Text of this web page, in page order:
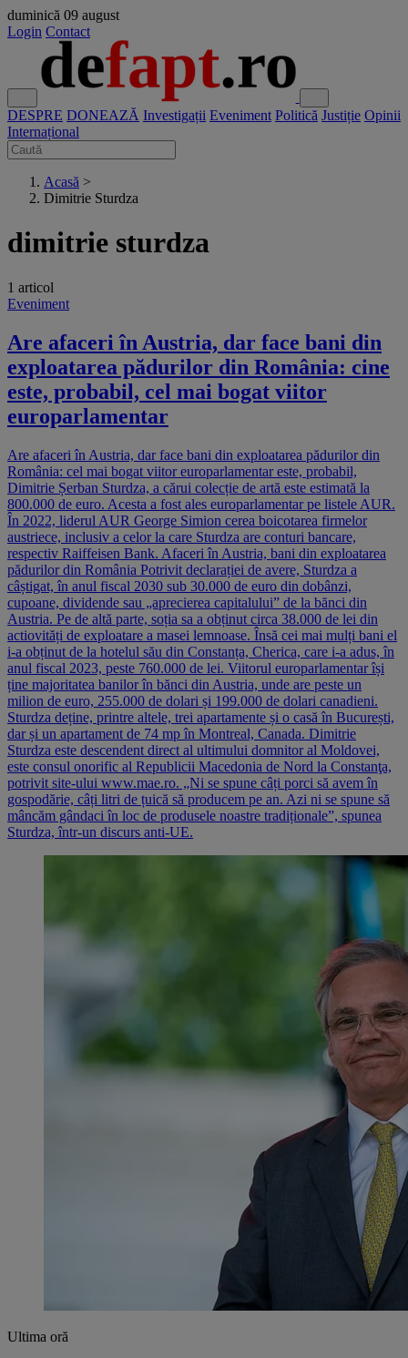
duminică 09 august
Login Contact
DESPRE DONEAZĂ Investigații Eveniment Politică Justiție Opinii
Internațional
Acasă >
Dimitrie Sturdza
dimitrie sturdza
1 articol
Eveniment
Are afaceri în Austria, dar face bani din
exploatarea pădurilor din România: cine
este, probabil, cel mai bogat viitor
europarlamentar
Are afaceri în Austria, dar face bani din exploatarea pădurilor din
România: cel mai bogat viitor europarlamentar este, probabil,
Dimitrie Șerban Sturdza, a cărui colecție de artă este estimată la
800.000 de euro. Acesta a fost ales europarlamentar pe listele AUR.
În 2022, liderul AUR George Simion cerea boicotarea firmelor
austriece, inclusiv a celor la care Sturdza are conturi bancare,
respectiv Raiffeisen Bank. Afaceri în Austria, bani din exploatarea
pădurilor din România Potrivit declarației de avere, Sturdza a
câștigat, în anul fiscal 2030 sub 30.000 de euro din dobânzi,
cupoane, dividende sau „aprecierea capitalului” de la bănci din
Austria. Pe de altă parte, soția sa a obținut circa 38.000 de lei din
actiovități de exploatare a masei lemnoase. Însă cei mai mulți bani el
i-a obținut de la hotelul său din Constanța, Cherica, care i-a adus, în
anul fiscal 2023, peste 760.000 de lei. Viitorul europarlamentar își
ține majoritatea banilor în bănci din Austria, unde are peste un
milion de euro, 255.000 de dolari și 199.000 de dolari canadieni.
Sturdza deține, printre altele, trei apartamente și o casă în București,
dar și un apartament de 74 mp în Montreal, Canada. Dimitrie
Sturdza este descendent direct al ultimului domnitor al Moldovei,
este consul onorific al Republicii Macedonia de Nord la Constanţa,
potrivit site-ului www.mae.ro. „Ni se spune câți porci să avem în
gospodărie, câți litri de țuică să producem pe an. Azi ni se spune să
mâncăm gândaci în loc de produsele noastre tradiționale”, spunea
Sturdza, într-un discurs anti-UE.
Ultima oră